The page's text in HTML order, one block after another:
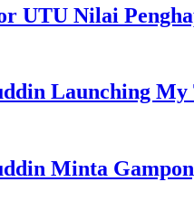
UTU Nilai
Launching
Minta